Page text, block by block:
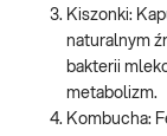
Kiszonki:
naturalnym
bakterii
metabolizm.
Kombucha: